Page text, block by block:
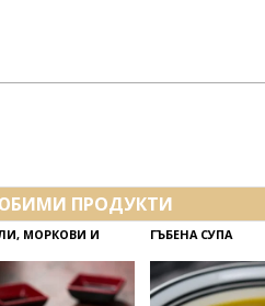
ПРОДУКТИ
МОРКОВИ И
ГЪБЕНА СУПА